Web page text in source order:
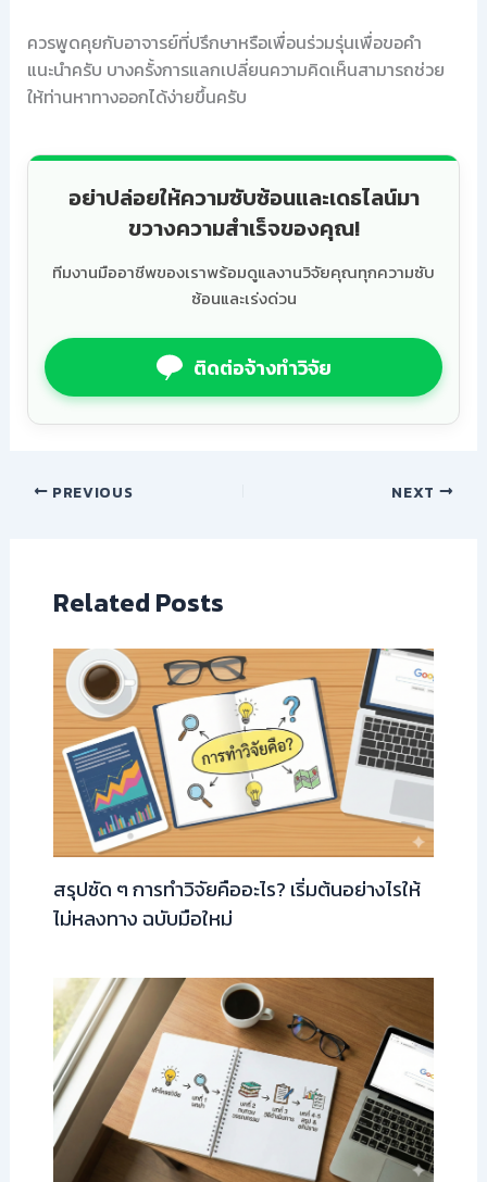
ควรพูดคุยกับอาจารย์ที่ปรึกษาหรือเพื่อนร่วมรุ่นเพื่อขอคำ
แนะนำครับ บางครั้งการแลกเปลี่ยนความคิดเห็นสามารถช่วย
ให้ท่านหาทางออกได้ง่ายขึ้นครับ
อย่าปล่อยให้ความซับซ้อนและเดธไลน์มา
ขวางความสำเร็จของคุณ!
ทีมงานมืออาชีพของเราพร้อมดูแลงานวิจัยคุณทุกความซับ
ซ้อนและเร่งด่วน
ติดต่อจ้างทำวิจัย
PREVIOUS NEXT
Related Posts
สรุปชัด ๆ การทำวิจัยคืออะไร? เริ่มต้นอย่างไรให้
ไม่หลงทาง ฉบับมือใหม่